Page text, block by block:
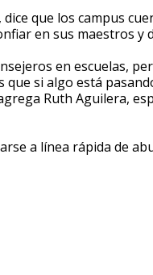
que los campus
en sus maestros y
en escuelas,
si algo está
Ruth Aguilera,
a línea rápida de